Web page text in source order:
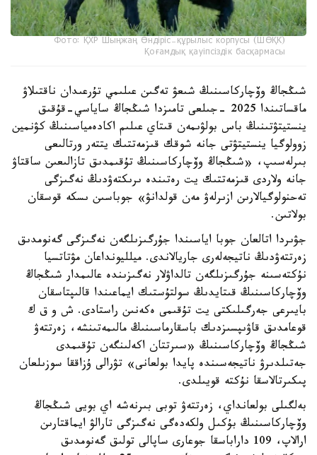
Фото: ҚХР Шыңжаң Өндіріс-құрылыс корпусы (ШӨҚК)
Қоғамдық қауіпсіздік басқармасы
شىڭجاڭ وۆچاركاسىنىڭ شىعۋ تەگىن عىلىمي تۇرعىدان ناقتىلاۋ
ماقساتىندا 2025 -جىلعى تامىزدا شىڭجاڭ ساياسي-قۇقىق
ينستيتۋتىنىڭ باس بولۋىمەن قىتاي عىلىم اكادەمياسىنىڭ كۋنمين
زوولوگيا ينستيتۋتى جانە شوقك قىزمەتتىك يتتەر ورتالىعى
بىرلەسىپ، «شىڭجاڭ وۆچاركاسىنىڭ تۇقىمدىق تازالىعىن ساقتاۋ
جانە ولاردى قىزمەتتىك يت رەتىندە ىرىكتەۋدىڭ نەگىزگى
تەحنولوگيالارىن ازىرلەۋ مەن قولدانۋ» جوباسىن ىسكە قوسقان
بولاتىن.
جۋىردا اتالعان جوبا اياسىندا جۇرگىزىلگەن نەگىزگى گەنومدىق
زەرتتەۋدىڭ ناتيجەلەرى جاريالاندى. ميلليونداعان مۋتاتسيا
نۇكتەسىنە جۇرگىزىلگەن تالداۋلار نەگىزىندە عالىمدار شىڭجاڭ
وۆچاركاسىنىڭ قىتايدىڭ سولتۇستىك ايماعىندا قالىپتاسقان
بايىرعى جەرگىلىكتى يت تۇقىمى ەكەنىن راستادى. ش و ق ك
قوعامدىق قاۋىپسىزدىك باسقارماسىنىڭ مالىمەتىنشە، زەرتتەۋ
شىڭجاڭ وۆچاركاسىنىڭ «سىرتتان اكەلىنگەن تۇقىمدى
جەتىلدىرۋ ناتيجەسىندە پايدا بولعانى» تۋرالى ۇزاققا سوزىلعان
پىكىرتالاسقا نۇكتە قويىلدى.
بەلگىلى بولعانداي، زەرتتەۋ توبى بىرنەشە اي بويى شىڭجاڭ
وۆچاركاسىنىڭ بۇكىل ولكەدەگى نەگىزگى تارالۋ ايماقتارىن
ارالاپ، 109 داراباسقا جوعارى ساپالى تولىق گەنومدىق